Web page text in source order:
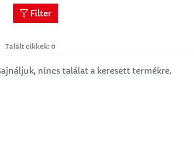
Talált cikkek: 0
Filter
nincs találat a keresett termékre.